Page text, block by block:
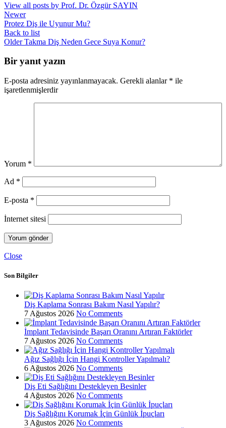
View all posts by Prof. Dr. Özgür SAYIN
Newer
Protez Diş ile Uyunur Mu?
Back to list
Older Takma Diş Neden Gece Suya Konur?
Bir yanıt yazın
E-posta adresiniz yayınlanmayacak. Gerekli alanlar * ile
işaretlenmişlerdir
Yorum *
Ad *
E-posta *
İnternet sitesi
Close
Son Bilgiler
Diş Kaplama Sonrası Bakım Nasıl Yapılır?
7 Ağustos 2026 No Comments
İmplant Tedavisinde Başarı Oranını Artıran Faktörler
7 Ağustos 2026 No Comments
Ağız Sağlığı İçin Hangi Kontroller Yapılmalı?
6 Ağustos 2026 No Comments
Diş Eti Sağlığını Destekleyen Besinler
4 Ağustos 2026 No Comments
Diş Sağlığını Korumak İçin Günlük İpuçları
3 Ağustos 2026 No Comments